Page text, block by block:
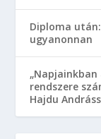
Diploma
ugyanonnan
rendszere
Hajdu